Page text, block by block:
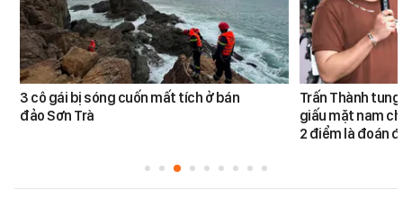
3 cô gái bị sóng cuốn mất tích ở bán
đảo Sơn Trà
Trấn Thành
giấu mặt nam
2 điểm là đoán